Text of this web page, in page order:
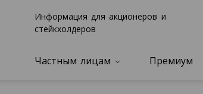
Информация для акционеров и
стейкхолдеров
Частным лицам Премиум